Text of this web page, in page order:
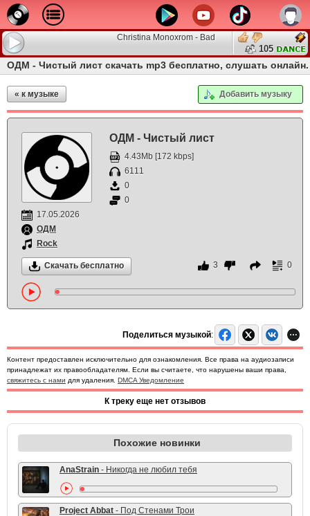
Christina Monoxrom - Bad Trip Show #199
105
ОДМ - Чистый лист скачать mp3 бесплатно, слушать онлайн.
« к музыке Добавить музыку
ОДМ - Чистый лист
4.43Mb [172 kbps]
6111
0
0
17.05.2026
ОДМ
Rock
Скачать бесплатно 3 0
Поделиться музыкой:
Контент предоставлен исключительно для ознакомления. Все права на аудиозаписи
принадлежат их правообладателям. Если вы считаете, что нарушены ваши права,
свяжитесь с нами для удаления. DMCA Уведомление
К треку еще нет отзывов
Похожие новинки
AnaStrain - Никогда не любил тебя
Project Abbat - Под Стенами Трои